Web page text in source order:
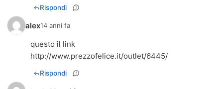
Rispondi
alex14 anni fa
http://www.prezzofelice.it/outlet/6445/
Rispondi